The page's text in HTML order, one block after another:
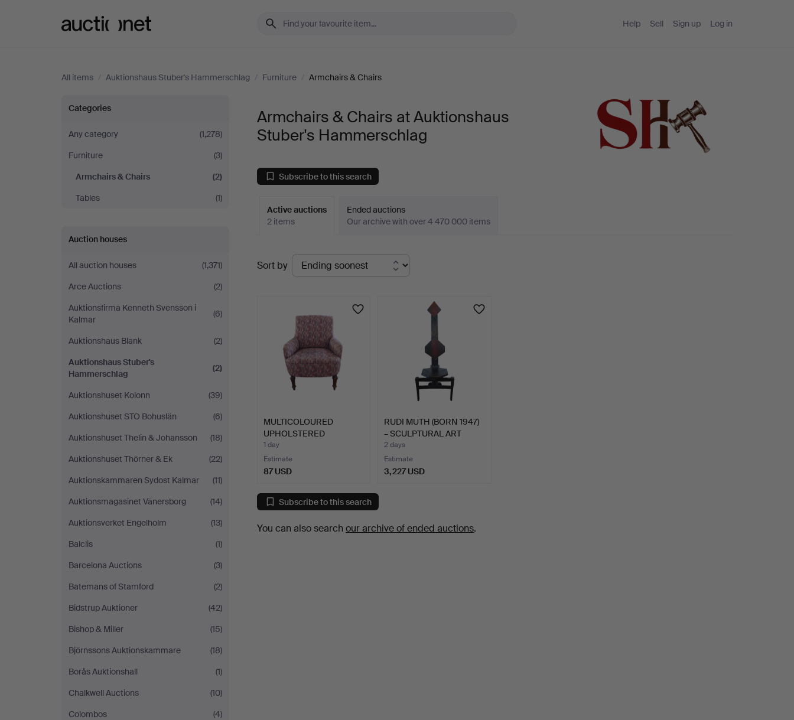
Help Sell Sign up Log in
All items / Auktionshaus Stuber's Hammerschlag / Furniture / Armchairs & Chairs
Armchairs
&
Chairs
at
Stuber's
Hammerschlag
Categories
Any category
(1,278)
Furniture
(3)
Armchairs & Chairs
(2)
Tables
(1)
Auction houses
All auction houses
(1,371)
Arce Auctions
(2)
Auktionsfirma Kenneth Svensson i
Kalmar
(6)
Auktionshaus Blank
(2)
Auktionshaus Stuber's
Hammerschlag
(2)
Auktionshuset Kolonn
(39)
Auktionshuset STO Bohuslän
(6)
Auktionshuset Thelin & Johansson
(18)
Auktionshuset Thörner & Ek
(22)
Auktionskammaren Sydost Kalmar
(11)
Auktionsmagasinet Vänersborg
(14)
Auktionsverket Engelholm
(13)
Balclis
(1)
Barcelona Auctions
(3)
Batemans of Stamford
(2)
Bidstrup Auktioner
(42)
Bishop & Miller
(15)
Björnssons Auktionskammare
(18)
Borås Auktionshall
(1)
Chalkwell Auctions
(10)
Colombos
(4)
Armchairs & Chairs at Auktionshaus
Stuber's Hammerschlag
Subscribe to this search
Active auctions
2 items
Ended auctions
Our archive with over 4 470 000 items
Active
auctions
Sort by
MULTICOLOURED
UPHOLSTERED
ARMCHAIR.
1 day
Estimate
87 USD
RUDI MUTH (BORN 1947)
– SCULPTURAL ART
CHA…
2 days
Estimate
3,227 USD
Subscribe to this search
You can also searchour archive of ended auctions.